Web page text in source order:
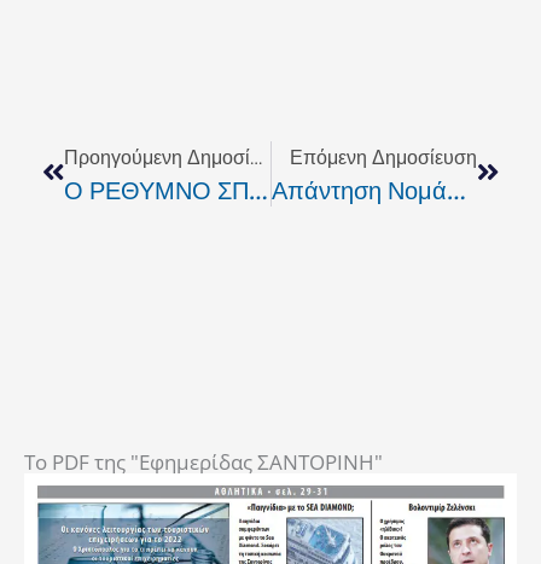
Προηγούμενη Δημοσίευση
Ο ΡΕΘΥΜΝΟ ΣΠΟΡ FM Κλείνει Τον Πρώτο Χρόνο Παρουσίας Στα Ερτζιανά .
Επόμενη Δημοσίευση
Απάντηση Νομάρχη Σε Επιστολή Της Βουλευτού Ρεθύμνου
To PDF της "Εφημερίδας ΣΑΝΤΟΡΙΝΗ"